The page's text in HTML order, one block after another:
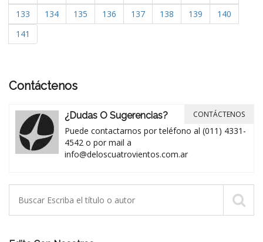
133
134 135 136 137 138 139
140
141
Contáctenos
¿Dudas O Sugerencias?
Puede contactarnos por teléfono al (011) 4331-
4542 o por mail a
info@deloscuatrovientos.com.ar
CONTÁCTENOS